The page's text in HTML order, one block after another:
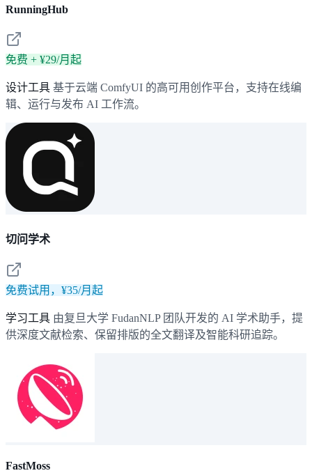
RunningHub
免费 + ¥29/月起
设计工具 基于云端 ComfyUI 的高可用创作平台，支持在线编
辑、运行与发布 AI 工作流。
切问学术
免费试用，¥35/月起
学习工具 由复旦大学 FudanNLP 团队开发的 AI 学术助手，提
供深度文献检索、保留排版的全文翻译及智能科研追踪。
FastMoss